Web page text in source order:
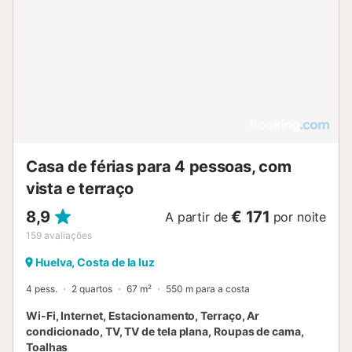
Casa de férias para 4 pessoas, com
vista e terraço
8,9
159 avaliações
A partir de € 171 por noite
Huelva, Costa de la luz
4 pess. 2 quartos 67 m² 550 m para a costa
Wi-Fi, Internet, Estacionamento, Terraço, Ar
condicionado, TV, TV de tela plana, Roupas de cama,
Toalhas